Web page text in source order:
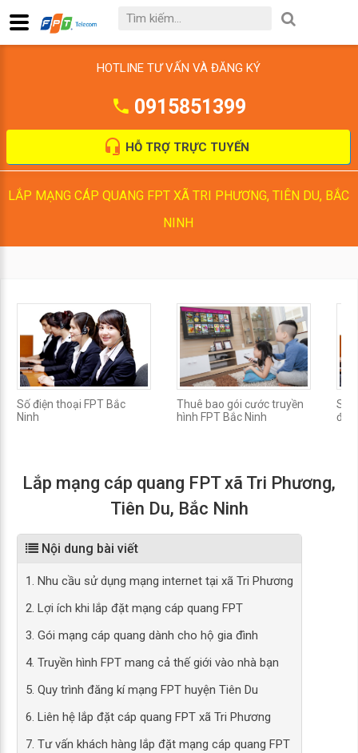
HOTLINE TƯ VẤN VÀ ĐĂNG KÝ
0915851399
HỖ TRỢ TRỰC TUYẾN
LẮP MẠNG CÁP QUANG FPT XÃ TRI PHƯƠNG, TIÊN DU, BẮC
NINH
Số điện thoại FPT Bắc
Ninh
Thuê bao gói cước truyền
hình FPT Bắc Ninh
Số
đặt
Lắp mạng cáp quang FPT xã Tri Phương,
Tiên Du, Bắc Ninh
Nội dung bài viết
1. Nhu cầu sử dụng mạng internet tại xã Tri Phương
2. Lợi ích khi lắp đặt mạng cáp quang FPT
3. Gói mạng cáp quang dành cho hộ gia đình
4. Truyền hình FPT mang cả thế giới vào nhà bạn
5. Quy trình đăng kí mạng FPT huyện Tiên Du
6. Liên hệ lắp đặt cáp quang FPT xã Tri Phương
7. Tư vấn khách hàng lắp đặt mạng cáp quang FPT